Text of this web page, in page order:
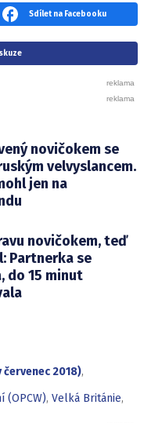
Sdílet na Facebooku
novičokem se
velvyslancem.
jen na
novičokem, teď
Partnerka se
do 15 minut
2018),
(OPCW), Velká Británie,